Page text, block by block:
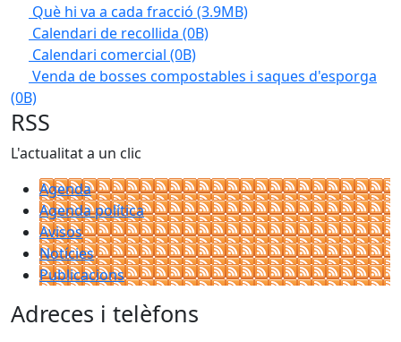
Què hi va a cada fracció (3.9MB)
Calendari de recollida (0B)
Calendari comercial (0B)
Venda de bosses compostables i saques d'esporga
(0B)
RSS
L'actualitat a un clic
Agenda
Agenda política
Avisos
Notícies
Publicacions
Adreces i telèfons